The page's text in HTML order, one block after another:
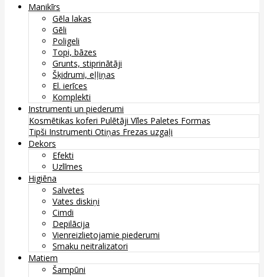
Manikīrs
Gēla lakas
Gēli
Poligeli
Topi, bāzes
Grunts, stiprinātāji
Šķidrumi, eļļiņas
El. ierīces
Komplekti
Instrumenti un piederumi
Kosmētikas koferi Pulētāji Vīles Paletes Formas
Tipši Instrumenti Otiņas Frezas uzgaļi
Dekors
Efekti
Uzlīmes
Higiēna
Salvetes
Vates diskiņi
Cimdi
Depilācija
Vienreizlietojamie piederumi
Smaku neitralizatori
Matiem
Šampūni